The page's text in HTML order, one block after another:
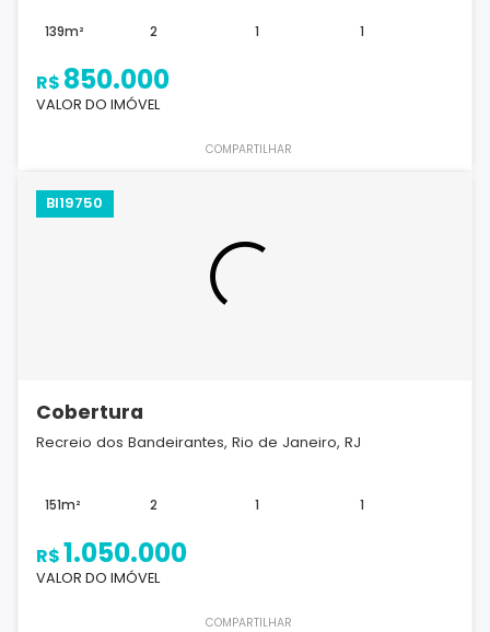
139m² 2 1 1
R$ 850.000
VALOR DO IMÓVEL
COMPARTILHAR
BI19750
Cobertura
Recreio dos Bandeirantes, Rio de Janeiro, RJ
151m² 2 1 1
R$1.050.000
VALOR DO IMÓVEL
COMPARTILHAR